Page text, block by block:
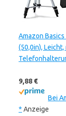
Amazon
(50,0in),
9,88 €
Bei
* Anzeige